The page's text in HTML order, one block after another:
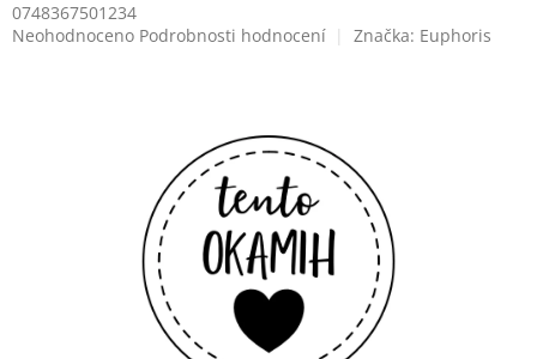
0748367501234
Průměrné
Neohodnoceno Podrobnosti hodnocení Značka: Euphoris